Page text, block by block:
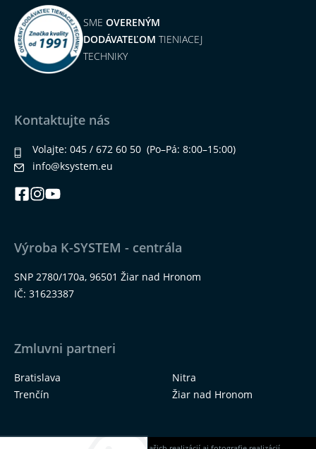
SME OVERENÝM
DODÁVATEĽOM TIENIACEJ
TECHNIKY
Kontaktujte nás
Volajte: 045 / 672 60 50 (Po–Pá: 8:00–15:00)
info@ksystem.eu
Výroba K-SYSTEM - centrála
SNP 2780/170a, 96501 Žiar nad Hronom
IČ: 31623387
Zmluvni partneri
Bratislava
Nitra
Trenčín
Žiar nad Hronom